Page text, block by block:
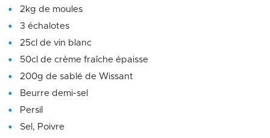
2kg de moules
3 échalotes
25cl de vin blanc
50cl de crème fraîche épaisse
200g de sablé de Wissant
Beurre demi-sel
Persil
Sel, Poivre